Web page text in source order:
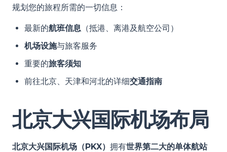
规划您的旅程所需的一切信息：
最新的航班信息 （抵港、离港及航空公司）
机场设施与旅客服务
重要的旅客须知
前往北京、天津和河北的详细交通指南
北京大兴国际机场布局
北京大兴国际机场（PKX） 拥有世界第二大的单体航站